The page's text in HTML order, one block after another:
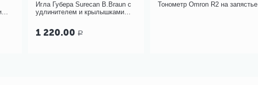
Игла Губера Surecan B.Braun с
удлинителем и крылышками
коннектора
1 220.00 Р
Тонометр Omron R2 на запястье